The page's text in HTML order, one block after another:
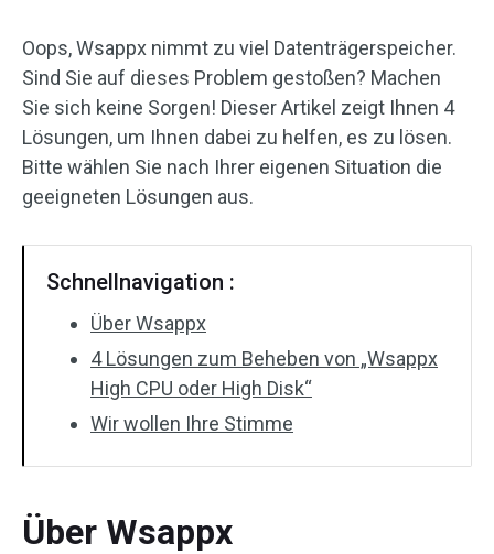
Oops, Wsappx nimmt zu viel Datenträgerspeicher.
Sind Sie auf dieses Problem gestoßen? Machen
Sie sich keine Sorgen! Dieser Artikel zeigt Ihnen 4
Lösungen, um Ihnen dabei zu helfen, es zu lösen.
Bitte wählen Sie nach Ihrer eigenen Situation die
geeigneten Lösungen aus.
Schnellnavigation :
Über Wsappx
4 Lösungen zum Beheben von „Wsappx
High CPU oder High Disk“
Wir wollen Ihre Stimme
Über Wsappx